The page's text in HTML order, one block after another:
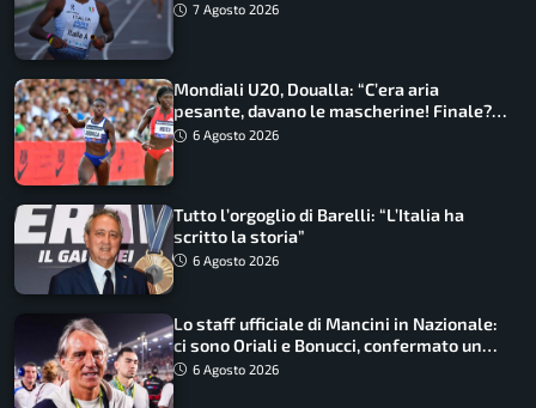
7 Agosto 2026
Mondiali U20, Doualla: “C’era aria
pesante, davano le mascherine! Finale?
Non ho nulla da perdere”
6 Agosto 2026
Tutto l’orgoglio di Barelli: “L’Italia ha
scritto la storia”
6 Agosto 2026
Lo staff ufficiale di Mancini in Nazionale:
ci sono Oriali e Bonucci, confermato un
ritorno
6 Agosto 2026